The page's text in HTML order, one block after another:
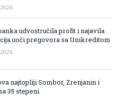
udvostručila profit i najavila
uoči pregovora sa Unikreditom
najtopliji Sombor, Zrenjanin i
35 stepeni